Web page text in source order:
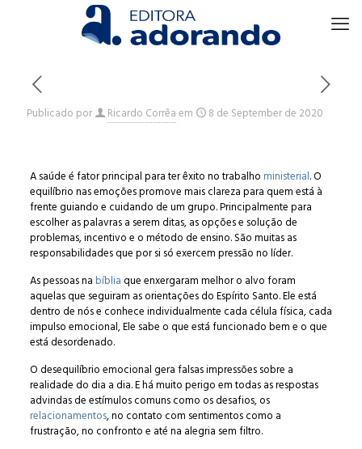
Publicado por Ricardo Corrêaem 8 de September de 2020
A saúde é fator principal para ter êxito no trabalho ministerial. O
equilíbrio nas emoções promove mais clareza para quem está à
frente guiando e cuidando de um grupo. Principalmente para
escolher as palavras a serem ditas, as opções e solução de
problemas, incentivo e o método de ensino. São muitas as
responsabilidades que por si só exercem pressão no líder.
As pessoas na bíblia que enxergaram melhor o alvo foram
aquelas que seguiram as orientações do Espírito Santo. Ele está
dentro de nós e conhece individualmente cada célula física, cada
impulso emocional, Ele sabe o que está funcionado bem e o que
está desordenado.
O desequilíbrio emocional gera falsas impressões sobre a
realidade do dia a dia. E há muito perigo em todas as respostas
advindas de estímulos comuns como os desafios, os
relacionamentos, no contato com sentimentos como a
frustração, no confronto e até na alegria sem filtro.